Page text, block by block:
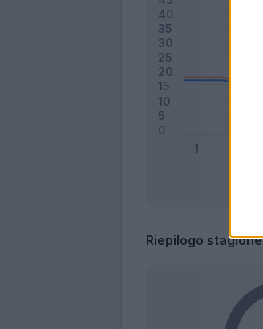
Riepilogo stagione